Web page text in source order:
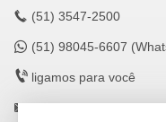
(51) 3547-2500
(51) 98045-6607
ligamos para você